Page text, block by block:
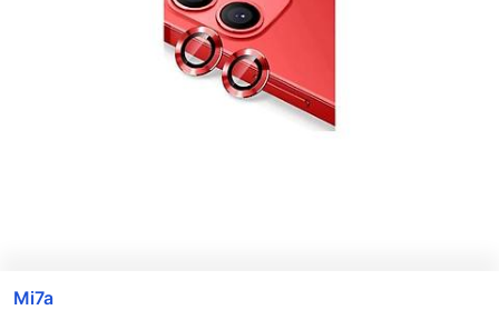
Mi7a